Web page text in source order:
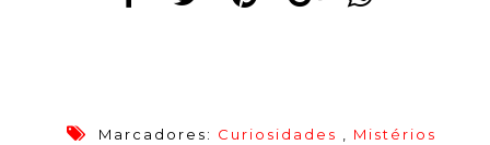
Marcadores: Curiosidades , Mistérios